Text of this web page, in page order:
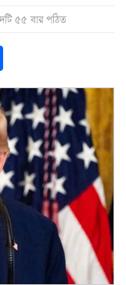
৫৫ বার পঠিত